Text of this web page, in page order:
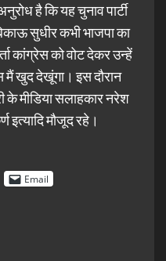
है कि यह चुनाव पार्टी
सुधीर कभी भाजपा का
कांग्रेस को वोट देकर उन्हें
मैं खुद देखूंगा। इस दौरान
के मीडिया सलाहकार नरेश
इत्यादि मौजूद रहे।
Email